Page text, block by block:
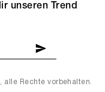
Rechte vorbehalten.
unseren Trend